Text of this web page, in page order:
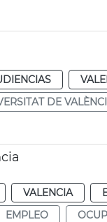
DE
VALENCIA
EMPLEO